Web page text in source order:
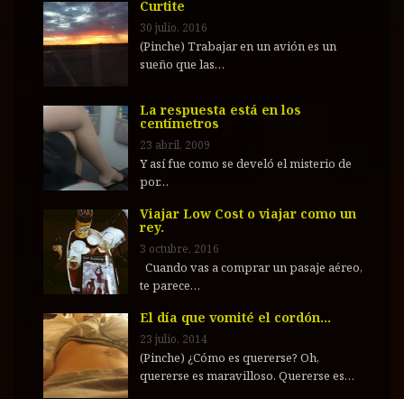
Curtite
30 julio, 2016
(Pinche) Trabajar en un avión es un
sueño que las…
La respuesta está en los
centímetros
23 abril, 2009
Y así fue como se develó el misterio de
por…
Viajar Low Cost o viajar como un
rey.
3 octubre, 2016
Cuando vas a comprar un pasaje aéreo,
te parece…
El día que vomité el cordón…
23 julio, 2014
(Pinche) ¿Cómo es quererse? Oh,
quererse es maravilloso. Quererse es…